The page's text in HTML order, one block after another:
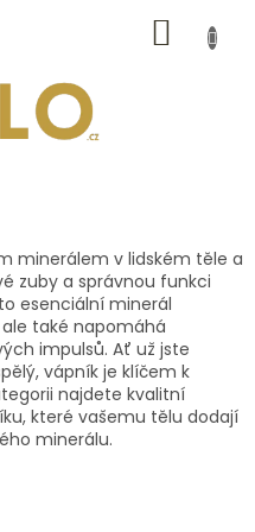
KOŠÍK
minerálem v lidském těle a
zuby a správnou funkci
esenciální minerál
také napomáhá
impulsů. Ať už jste
vápník je klíčem k
najdete kvalitní
které vašemu tělu dodají
minerálu.